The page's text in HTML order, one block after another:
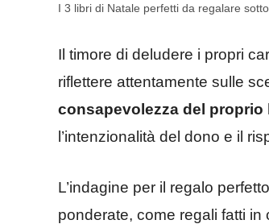
I 3 libri di Natale perfetti da regalare sotto
Il timore di deludere i propri
riflettere attentamente sulle
consapevolezza del
l’intenzionalità del dono e il
L’indagine per il regalo
ponderate, come regali fatti